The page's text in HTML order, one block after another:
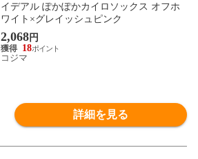
イデアル ぽかぽかカイロソックス オフホ
ワイト×グレイッシュピンク
2,068円
18
コジマ
詳細を見る